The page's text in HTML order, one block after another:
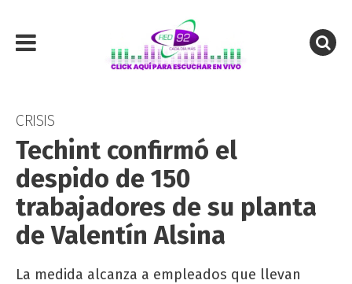
CRISIS
Techint confirmó el
despido de 150
trabajadores de su planta
de Valentín Alsina
La medida alcanza a empleados que llevan